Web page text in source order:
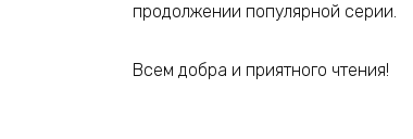
продолжении популярной серии.
Всем добра и приятного чтения!